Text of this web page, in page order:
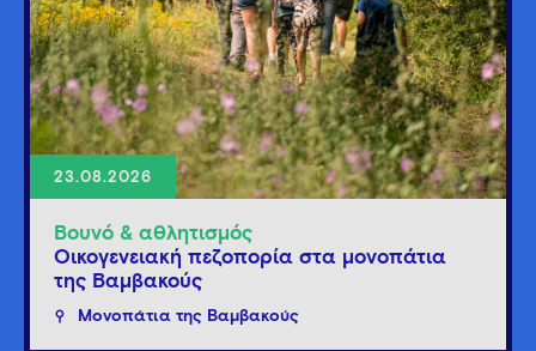
23.08.2026
Βουνό & αθλητισμός
Οικογενειακή πεζοπορία στα μονοπάτια
της Βαμβακούς
Μονοπάτια της Βαμβακούς